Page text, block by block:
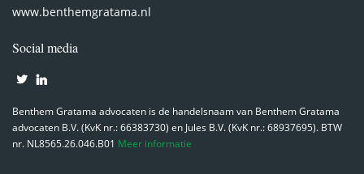
www.benthemgratama.nl
Social media
Benthem Gratama advocaten is de handelsnaam van Benthem Gratama
advocaten B.V. (KvK nr.: 66383730) en Jules B.V. (KvK nr.: 68937695). BTW
nr. NL8565.26.046.B01 Meer informatie